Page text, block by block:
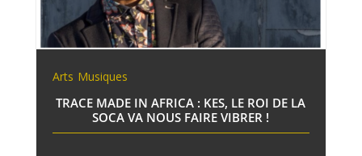
Arts Musiques
TRACE MADE IN AFRICA : KES, LE ROI DE LA
SOCA VA NOUS FAIRE VIBRER !